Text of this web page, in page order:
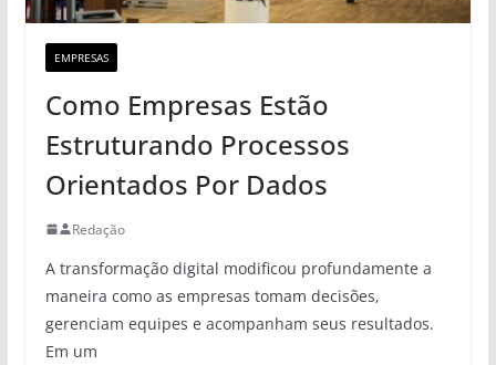
EMPRESAS
Como Empresas Estão
Estruturando Processos
Orientados Por Dados
Redação
A transformação digital modificou profundamente a
maneira como as empresas tomam decisões,
gerenciam equipes e acompanham seus resultados.
Em um